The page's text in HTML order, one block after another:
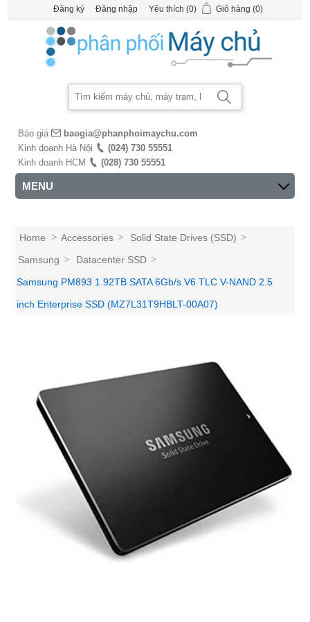
Đăng ký Đăng nhập Yêu thích (0) Giỏ hàng (0)
Báo giá
baogia@phanphoimaychu.com
Kinh doanh Hà Nội
(024) 730 55551
Kinh doanh HCM
(028) 730 55551
MENU
Home > Accessories > Solid State Drives (SSD) >
Samsung > Datacenter SSD >
Samsung PM893 1.92TB SATA 6Gb/s V6 TLC V-NAND 2.5
inch Enterprise SSD (MZ7L31T9HBLT-00A07)